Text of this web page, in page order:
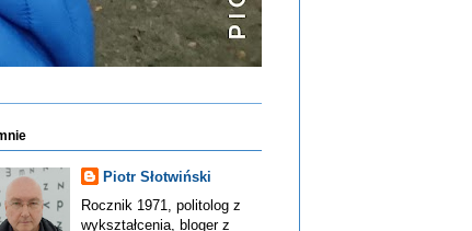
Piotr Słotwiński
Rocznik 1971, politolog z
wykształcenia, bloger z